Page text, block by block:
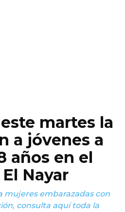
martes la
a jóvenes a
años en el
Nayar
mujeres embarazadas con
consulta aquí toda la